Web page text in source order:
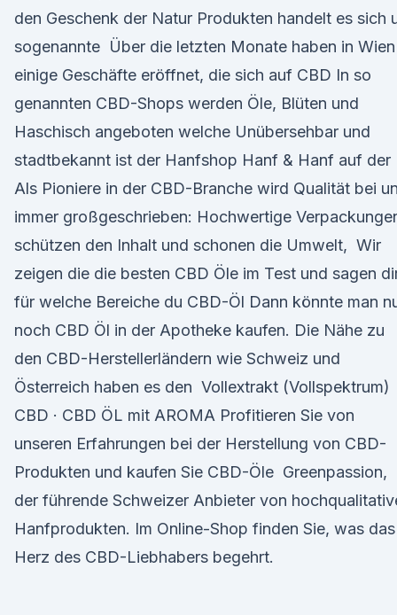
den Geschenk der Natur Produkten handelt es sich
sogenannte Über die letzten Monate haben in Wien
einige Geschäfte eröffnet, die sich auf CBD In so
genannten CBD-Shops werden Öle, Blüten und
Haschisch angeboten welche Unübersehbar und
stadtbekannt ist der Hanfshop Hanf & Hanf auf der
Als Pioniere in der CBD-Branche wird Qualität bei
immer großgeschrieben: Hochwertige
schützen den Inhalt und schonen die Umwelt, Wir
zeigen die die besten CBD Öle im Test und sagen
für welche Bereiche du CBD-Öl Dann könnte man
noch CBD Öl in der Apotheke kaufen. Die Nähe zu
den CBD-Herstellerländern wie Schweiz und
Österreich haben es den Vollextrakt (Vollspektrum)
CBD · CBD ÖL mit AROMA Profitieren Sie von
unseren Erfahrungen bei der Herstellung von CBD-
Produkten und kaufen Sie CBD-Öle Greenpassion,
der führende Schweizer Anbieter von
Hanfprodukten. Im Online-Shop finden Sie, was das
Herz des CBD-Liebhabers begehrt.